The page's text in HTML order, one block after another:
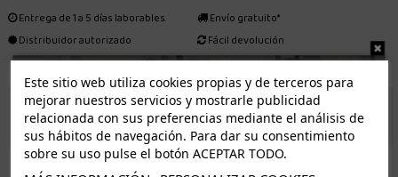
Entrega de 1 a 5 días laborables.
Distribuidor autorizado
Envío gratuito*
Fácil devolución
ENVÍO GRATUITO *
ISLAS CANARIAS
Este sitio web utiliza cookies propias y de terceros para
mejorar nuestros servicios y mostrarle publicidad
relacionada con sus preferencias mediante el análisis de
sus hábitos de navegación. Para dar su consentimiento
sobre su uso pulse el botón ACEPTAR TODO.